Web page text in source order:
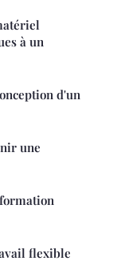
à un
d'un
une
flexible